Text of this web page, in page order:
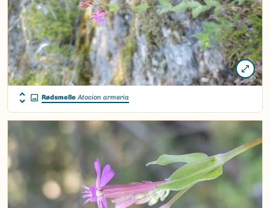
Rødsmelle Atocion armeria